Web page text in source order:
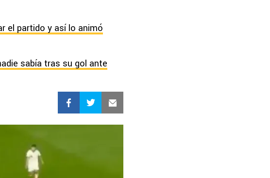
el partido y así lo animó
sabía tras su gol ante